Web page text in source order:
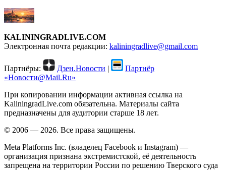
KALININGRADLIVE.COM
Электронная почта редакции: kaliningradlive@gmail.com
Партнёры: Дзен.Новости |
Партнёр
«Новости@Mail.Ru»
При копировании информации активная ссылка на
KaliningradLive.com обязательна. Материалы сайта
предназначены для аудитории старше 18 лет.
© 2006 — 2026. Все права защищены.
Meta Platforms Inc. (владелец Facebook и Instagram) —
организация признана экстремистской, её деятельность
запрещена на территории России по решению Тверского суда